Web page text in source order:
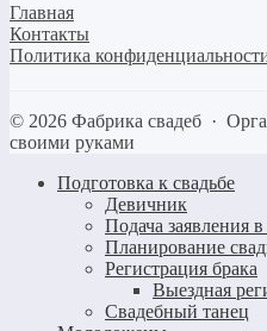
Главная
Контакты
Политика
© 2026 Фабрика свадеб ·
своими руками
Подготовка к свадьбе
Девичник
Подача заявления
Планирование
Регистрация брака
Выездная
Свадебный танец